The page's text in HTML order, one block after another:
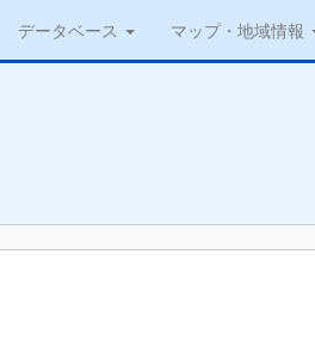
データベース マップ・地域情報